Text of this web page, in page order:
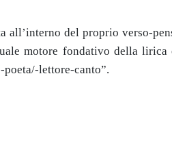
all’interno del proprio verso-
motore fondativo della
lettore-canto”.